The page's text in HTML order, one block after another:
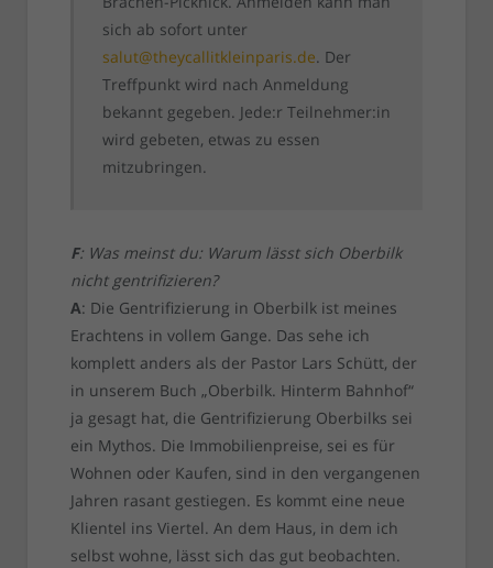
sich ab sofort unter
salut@theycallitkleinparis.de. Der
Treffpunkt wird nach Anmeldung
bekannt gegeben. Jede:r Teilnehmer:in
wird gebeten, etwas zu essen
mitzubringen.
F: Was meinst du: Warum lässt sich Oberbilk
nicht gentrifizieren?
A: Die Gentrifizierung in Oberbilk ist meines
Erachtens in vollem Gange. Das sehe ich
komplett anders als der Pastor Lars Schütt, der
in unserem Buch „Oberbilk. Hinterm Bahnhof“
ja gesagt hat, die Gentrifizierung Oberbilks sei
ein Mythos. Die Immobilienpreise, sei es für
Wohnen oder Kaufen, sind in den vergangenen
Jahren rasant gestiegen. Es kommt eine neue
Klientel ins Viertel. An dem Haus, in dem ich
selbst wohne, lässt sich das gut beobachten.